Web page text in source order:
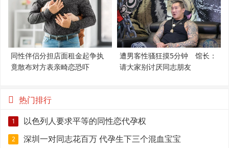
同性伴侣分担店面租金起争执
竟散布对方表亲畸恋恐吓
遭男客性骚狂摸5分钟 馆长：
请大家别讨厌同志朋友
热门排行
1 以色列人要求平等的同性恋代孕权
2 深圳一对同志花百万 代孕生下三个混血宝宝